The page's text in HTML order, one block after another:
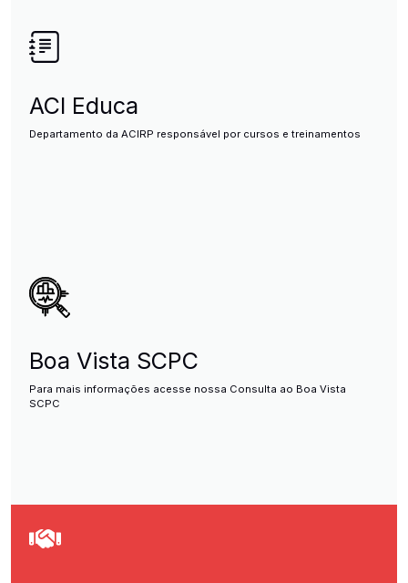
ACI Educa
Departamento da ACIRP responsável por cursos e treinamentos
Boa Vista SCPC
Para mais informações acesse nossa Consulta ao Boa Vista
SCPC